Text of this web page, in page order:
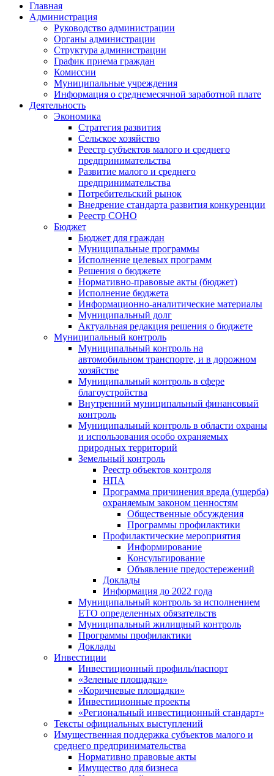
Главная
Администрация
Руководство администрации
Органы администрации
Структура администрации
График приема граждан
Комиссии
Муниципальные учреждения
Информация о среднемесячной заработной плате
Деятельность
Экономика
Стратегия развития
Сельское хозяйство
Реестр субъектов малого и среднего
предпринимательства
Развитие малого и среднего
предпринимательства
Потребительский рынок
Внедрение стандарта развития конкуренции
Реестр СОНО
Бюджет
Бюджет для граждан
Муниципальные программы
Исполнение целевых программ
Решения о бюджете
Нормативно-правовые акты (бюджет)
Исполнение бюджета
Информационно-аналитические материалы
Муниципальный долг
Актуальная редакция решения о бюджете
Муниципальный контроль
Муниципальный контроль на
автомобильном транспорте, и в дорожном
хозяйстве
Муниципальный контроль в сфере
благоустройства
Внутренний муниципальный финансовый
контроль
Муниципальный контроль в области охраны
и использования особо охраняемых
природных территорий
Земельный контроль
Реестр объектов контроля
НПА
Программа причинения вреда (ущерба)
охраняемым законом ценностям
Общественные обсуждения
Программы профилактики
Профилактические мероприятия
Информирование
Консультирование
Объявление предостережений
Доклады
Информация до 2022 года
Муниципальный контроль за исполнением
ЕТО определенных обязательств
Муниципальный жилищный контроль
Программы профилактики
Доклады
Инвестиции
Инвестиционный профиль/паспорт
«Зеленые площадки»
«Коричневые площадки»
Инвестиционные проекты
«Региональный инвестиционный стандарт»
Тексты официальных выступлений
Имущественная поддержка субъектов малого и
среднего предпринимательства
Нормативно правовые акты
Имущество для бизнеса